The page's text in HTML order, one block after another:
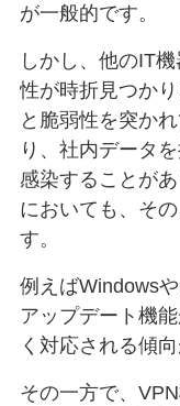
が一般的です。
しかし、他のIT
性が時折見つか
と脆弱性を突か
り、社内データ
感染することが
においても、そ
す。
例えばWindows
アップデート機
く対応される傾向
その一方で、